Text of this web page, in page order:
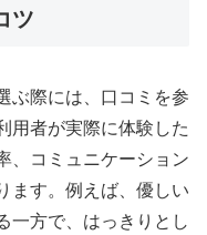
ツ
ぶ際には、口コミを参
用者が実際に体験した
、コミュニケーション
ます。例えば、優しい
一方で、はっきりとし